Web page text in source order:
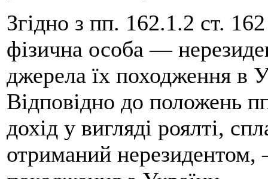
Згідно з пп. 162.1.2 ст.
фізична особа —
джерела їх походження в
Відповідно до положень
дохід у вигляді роялті,
отриманий